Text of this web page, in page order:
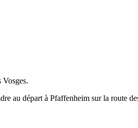
au départ à Pfaffenheim sur la route